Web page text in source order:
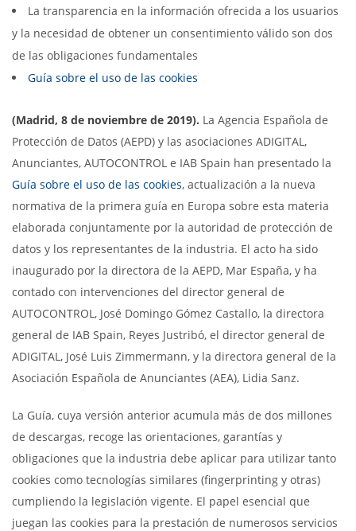
La transparencia en la información ofrecida a los usuarios
y la necesidad de obtener un consentimiento válido son dos
de las obligaciones fundamentales
Guía sobre el uso de las cookies
(Madrid, 8 de noviembre de 2019). La Agencia Española de
Protección de Datos (AEPD) y las asociaciones ADIGITAL,
Anunciantes, AUTOCONTROL e IAB Spain han presentado la
Guía sobre el uso de las cookies, actualización a la nueva
normativa de la primera guía en Europa sobre esta materia
elaborada conjuntamente por la autoridad de protección de
datos y los representantes de la industria. El acto ha sido
inaugurado por la directora de la AEPD, Mar España, y ha
contado con intervenciones del director general de
AUTOCONTROL, José Domingo Gómez Castallo, la directora
general de IAB Spain, Reyes Justribó, el director general de
ADIGITAL, José Luis Zimmermann, y la directora general de la
Asociación Española de Anunciantes (AEA), Lidia Sanz.
La Guía, cuya versión anterior acumula más de dos millones
de descargas, recoge las orientaciones, garantías y
obligaciones que la industria debe aplicar para utilizar tanto
cookies como tecnologías similares (fingerprinting y otras)
cumpliendo la legislación vigente. El papel esencial que
juegan las cookies para la prestación de numerosos servicios